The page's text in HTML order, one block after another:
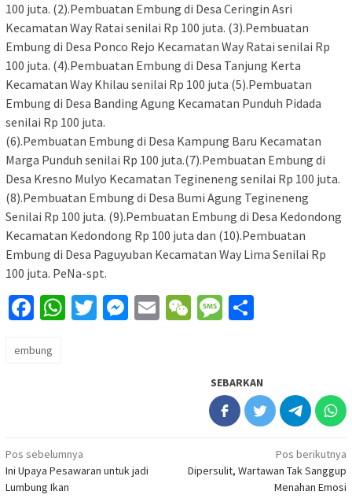
100 juta. (2).Pembuatan Embung di Desa Ceringin Asri
Kecamatan Way Ratai senilai Rp 100 juta. (3).Pembuatan
Embung di Desa Ponco Rejo Kecamatan Way Ratai senilai Rp
100 juta. (4).Pembuatan Embung di Desa Tanjung Kerta
Kecamatan Way Khilau senilai Rp 100 juta (5).Pembuatan
Embung di Desa Banding Agung Kecamatan Punduh Pidada
senilai Rp 100 juta.
(6).Pembuatan Embung di Desa Kampung Baru Kecamatan
Marga Punduh senilai Rp 100 juta.(7).Pembuatan Embung di
Desa Kresno Mulyo Kecamatan Tegineneng senilai Rp 100 juta.
(8).Pembuatan Embung di Desa Bumi Agung Tegineneng
Senilai Rp 100 juta. (9).Pembuatan Embung di Desa Kedondong
Kecamatan Kedondong Rp 100 juta dan (10).Pembuatan
Embung di Desa Paguyuban Kecamatan Way Lima Senilai Rp
100 juta. PeNa-spt.
Facebook
WhatsApp
Twitter
Messenger
EmailWeChatMessage
embung
SEBARKAN
Navigasi
pos
Pos sebelumnya
Ini Upaya Pesawaran untuk jadi
Lumbung Ikan
Pos berikutnya
Dipersulit, Wartawan Tak Sanggup
Menahan Emosi